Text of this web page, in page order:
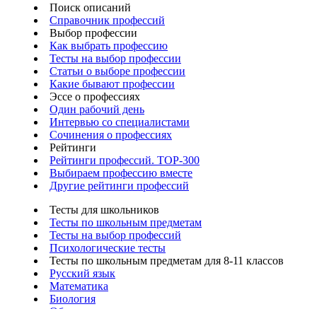
Поиск описаний
Справочник профессий
Выбор профессии
Как выбрать профессию
Тесты на выбор профессии
Статьи о выборе профессии
Какие бывают профессии
Эссе о профессиях
Один рабочий день
Интервью со специалистами
Сочинения о профессиях
Рейтинги
Рейтинги профессий. TOP-300
Выбираем профессию вместе
Другие рейтинги профессий
Тесты для школьников
Тесты по школьным предметам
Тесты на выбор профессий
Психологические тесты
Тесты по школьным предметам для 8-11 классов
Русский язык
Математика
Биология